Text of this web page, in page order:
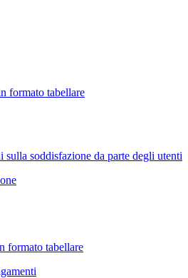
formato tabellare
soddisfazione da parte degli utenti
formato tabellare